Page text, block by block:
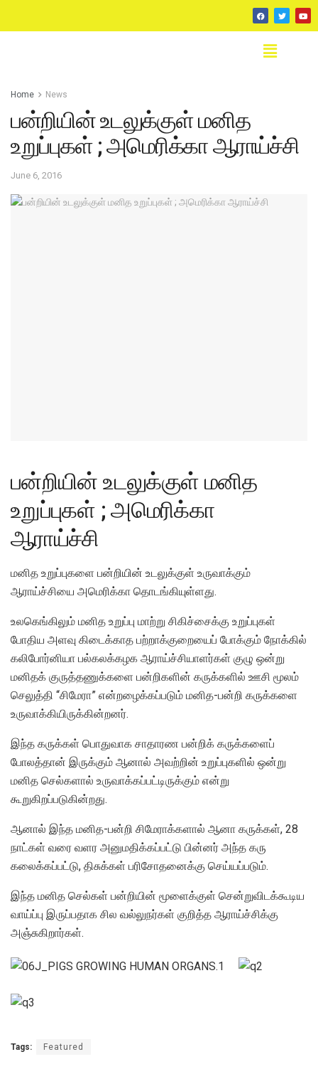
Home News
பன்றியின் உடலுக்குள் மனித
உறுப்புகள் ; அமெரிக்கா ஆராய்ச்சி
June 6, 2016
பன்றியின் உடலுக்குள் மனித
உறுப்புகள் ; அமெரிக்கா
ஆராய்ச்சி
மனித உறுப்புகளை பன்றியின் உடலுக்குள் உருவாக்கும்
ஆராய்ச்சியை அமெரிக்கா தொடங்கியுள்ளது.
உலகெங்கிலும் மனித உறுப்பு மாற்று சிகிச்சைக்கு உறுப்புகள்
போதிய அளவு கிடைக்காத பற்றாக்குறையைப் போக்கும் நோக்கில்
கலிபோர்னியா பல்கலக்கழக ஆராய்ச்சியாளர்கள் குழு ஒன்று
மனிதக் குருத்தணுக்களை பன்றிகளின் கருக்களில் ஊசி மூலம்
செலுத்தி “சிமேரா” என்றழைக்கப்படும் மனித-பன்றி கருக்களை
உருவாக்கியிருக்கின்றனர்.
இந்த கருக்கள் பொதுவாக சாதாரண பன்றிக் கருக்களைப்
போலத்தான் இருக்கும் ஆனால் அவற்றின் உறுப்புகளில் ஒன்று
மனித செல்களால் உருவாக்கப்பட்டிருக்கும் என்று
கூறுகிறப்படுகின்றது.
ஆனால் இந்த மனித-பன்றி சிமேராக்களால் ஆனா கருக்கள், 28
நாட்கள் வரை வளர அனுமதிக்கப்பட்டு பின்னர் அந்த கரு
கலைக்கப்பட்டு, திசுக்கள் பரிசோதனைக்கு செய்யப்படும்.
இந்த மனித செல்கள் பன்றியின் மூளைக்குள் சென்றுவிடக்கூடிய
வாய்ப்பு இருப்பதாக சில வல்லுநர்கள் குறித்த ஆராய்ச்சிக்கு
அஞ்சுகிறார்கள்.
Tags: Featured